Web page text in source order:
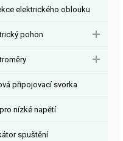
elektrického oblouku
pohon
připojovací svorka
nízké napětí
spuštění